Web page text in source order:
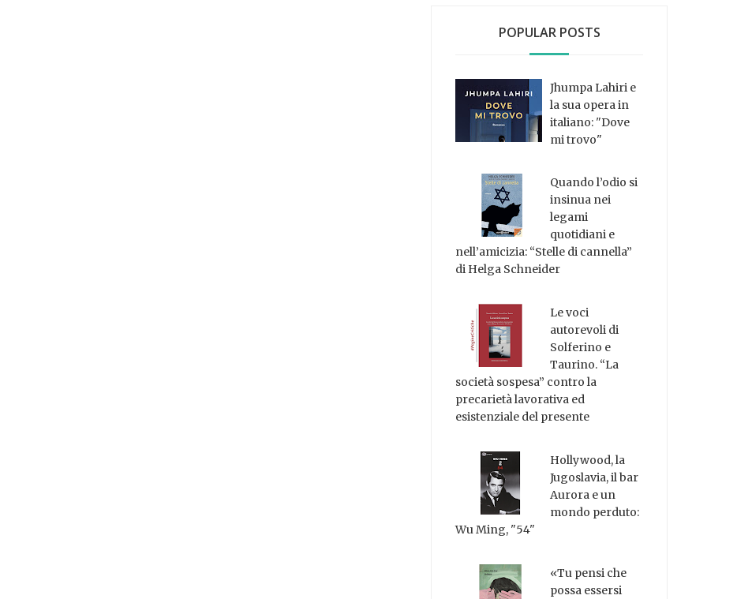
POPULAR POSTS
Jhumpa Lahiri e
la sua opera in
italiano: "Dove
mi trovo"
Quando l’odio si
insinua nei
legami
quotidiani e
nell’amicizia: “Stelle di cannella”
di Helga Schneider
Le voci
autorevoli di
Solferino e
Taurino. “La
società sospesa” contro la
precarietà lavorativa ed
esistenziale del presente
Hollywood, la
Jugoslavia, il bar
Aurora e un
mondo perduto:
Wu Ming, "54"
«Tu pensi che
possa essersi